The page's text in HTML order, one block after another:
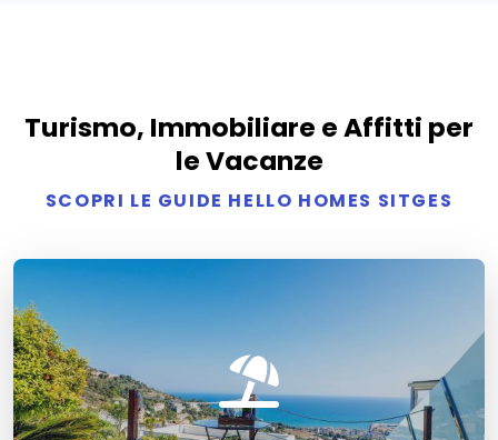
Turismo, Immobiliare e Affitti per
le Vacanze
SCOPRI LE GUIDE HELLO HOMES SITGES